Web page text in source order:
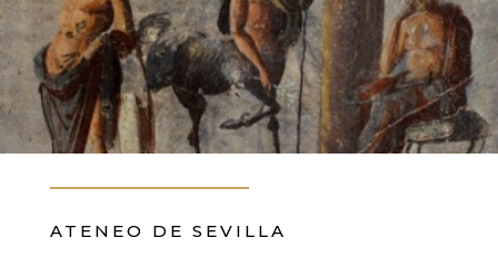
ATENEO DE SEVILLA